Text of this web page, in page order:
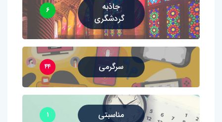
جاذبه
گردشگری
۶
سرگرمی ۴۴
مناسبتی ۱